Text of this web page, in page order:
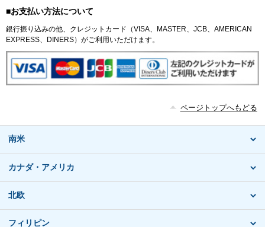
■お支払い方法について
銀行振り込みの他、クレジットカード（VISA、MASTER、JCB、AMERICAN
EXPRESS、DINERS）がご利用いただけます。
ページトップへもどる
南米
カナダ・アメリカ
北欧
フィリピン